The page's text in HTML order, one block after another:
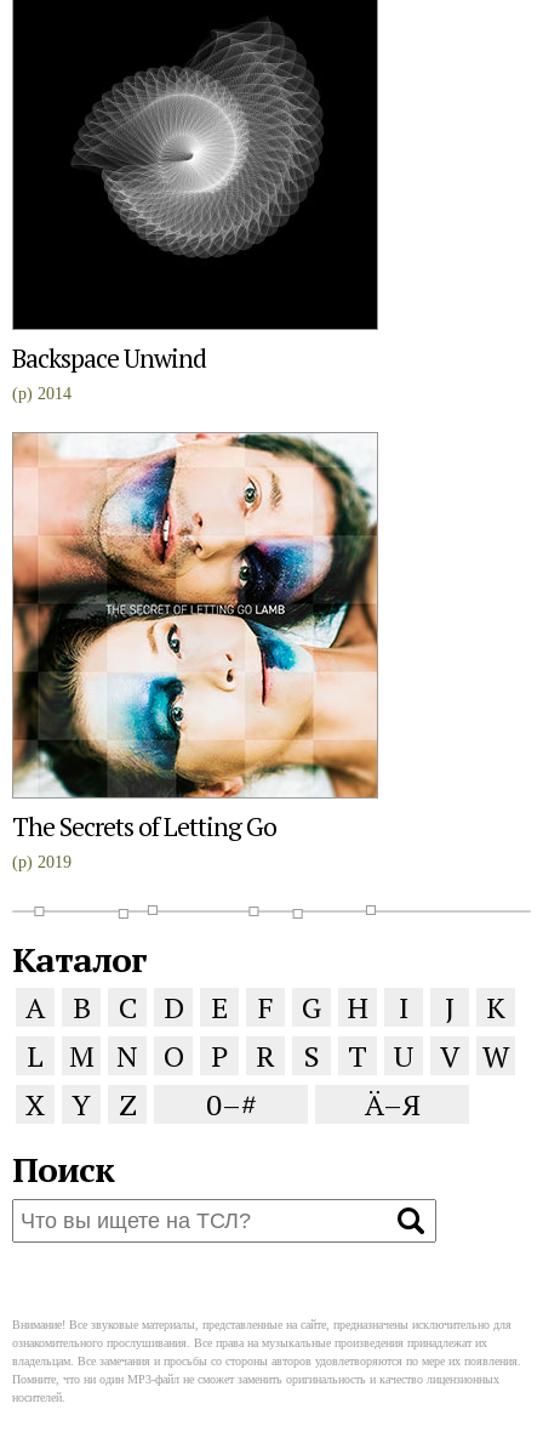
Backspace Unwind
(p) 2014
The Secrets of Letting Go
(p) 2019
Каталог
A B C D E F G H I J
K
L
M N O P R S T U V W
X
Y Z 0–# Ä–Я
Поиск
Внимание! Все звуковые материалы, представленные на сайте, предназначены исключительно для
ознакомительного прослушивания. Все права на музыкальные произведения принадлежат их
владельцам. Все замечания и просьбы со стороны авторов удовлетворяются по мере их появления.
Помните, что ни один MP3-файл не сможет заменить оригинальность и качество лицензионных
носителей.